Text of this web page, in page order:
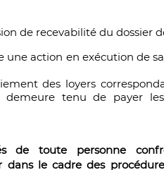
de recevabilité du dossier
une action en exécution de
des loyers
tenu de payer
de toute personne
dans le cadre des